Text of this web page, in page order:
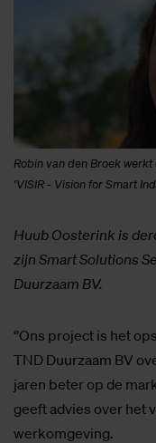
Robin van den Broek
‘VISIR - Vision for Smart
Huub Oosterink is
zijn Smart Solutions
Duurzaam BV.
‘’Ons project is het
TND Duurzaam BV
jaren beter op de
geeft advies over het
werkomgeving.